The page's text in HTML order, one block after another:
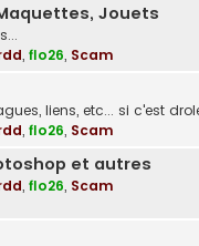
Jouets
, flo26, Scam
liens, etc... si c'est
, flo26, Scam
et autres
, flo26, Scam